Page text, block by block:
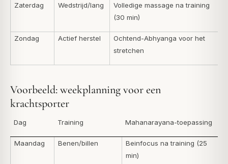
Zaterdag Wedstrijd/lang
Volledige massage na training
(30 min)
Zondag Actief herstel
Ochtend-Abhyanga voor het
stretchen
Voorbeeld: weekplanning voor een
krachtsporter
Dag Training Mahanarayana-toepassing
Maandag Benen/billen
Beinfocus na training (25
min)